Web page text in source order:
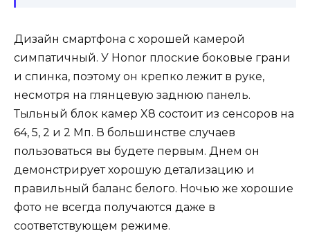
Дизайн смартфона с хорошей камерой
симпатичный. У Honor плоские боковые грани
и спинка, поэтому он крепко лежит в руке,
несмотря на глянцевую заднюю панель.
Тыльный блок камер X8 состоит из сенсоров на
64, 5, 2 и 2 Мп. В большинстве случаев
пользоваться вы будете первым. Днем он
демонстрирует хорошую детализацию и
правильный баланс белого. Ночью же хорошие
фото не всегда получаются даже в
соответствующем режиме.